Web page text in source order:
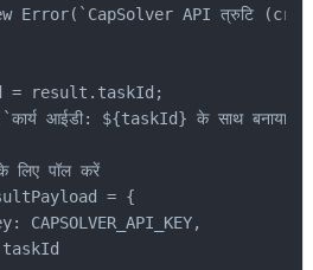
Error(`CapSolver API त्रुटि
= result.taskId;
आईडी: ${taskId} के साथ बनाया
लिए पॉल करें
= {
CAPSOLVER_API_KEY,